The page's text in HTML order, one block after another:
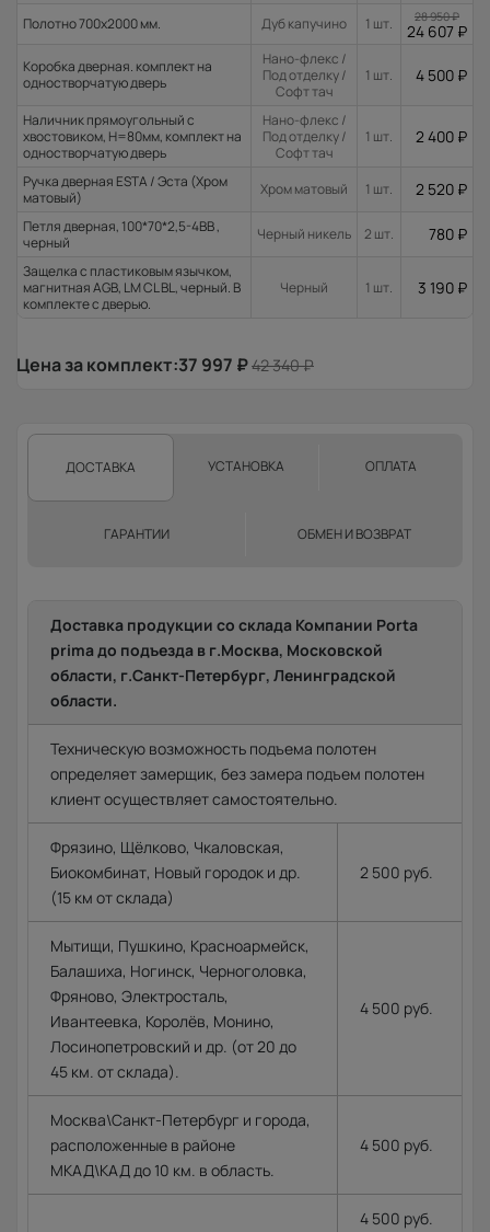
Полотно 700x2000 мм. Дуб капучино 1 шт. 28 950₽
24 607 ₽
Коробка дверная. комплект на
одностворчатую дверь
Нано-флекс /
Под отделку /
Софт тач
1 шт. 4 500 ₽
Наличник прямоугольный с
хвостовиком, H=80мм, комплект на
одностворчатую дверь
Нано-флекс /
Под отделку /
Софт тач
1 шт. 2 400 ₽
Ручка дверная ESTA / Эста (Хром
матовый)
Хром матовый 1 шт. 2 520 ₽
Петля дверная, 100*70*2,5-4ВВ ,
черный
Черный никель 2 шт. 780 ₽
Защелка с пластиковым язычком,
магнитная AGB, LM CL BL, черный. В
комплекте с дверью.
Черный 1 шт. 3 190 ₽
Цена за комплект:37 997 ₽42 340₽
ДОСТАВКА УСТАНОВКА ОПЛАТА
ГАРАНТИИ ОБМЕН И ВОЗВРАТ
Доставка продукции со склада Компании Porta
prima до подъезда в г.Москва, Московской
области, г.Санкт-Петербург, Ленинградской
области.
Техническую возможность подъема полотен
определяет замерщик, без замера подъем полотен
клиент осуществляет самостоятельно.
Фрязино, Щёлково, Чкаловская,
Биокомбинат, Новый городок и др.
(15 км от склада)
2 500 руб.
Мытищи, Пушкино, Красноармейск,
Балашиха, Ногинск, Черноголовка,
Фряново, Электросталь,
Ивантеевка, Королёв, Монино,
Лосинопетровский и др. (от 20 до
45 км. от склада).
4 500 руб.
Москва\Санкт-Петербург и города,
расположенные в районе
МКАД\КАД до 10 км. в область.
4 500 руб.
4 500 руб.